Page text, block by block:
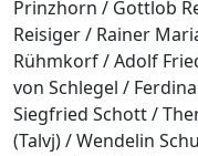
Prinzhorn / Gottlob
Reisiger / Rainer
Rühmkorf / Adolf
von Schlegel /
Siegfried Schott /
(Talvj) / Wendelin